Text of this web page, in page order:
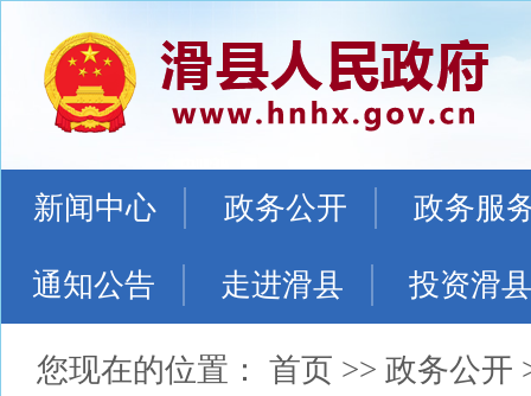
新闻中心 政务公开 政务服
通知公告 走进滑县 投资滑县
您现在的位置： 首页 >> 政务公开